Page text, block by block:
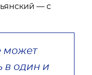
— с
может
в один и